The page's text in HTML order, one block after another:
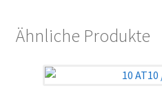
Ähnliche Produkte